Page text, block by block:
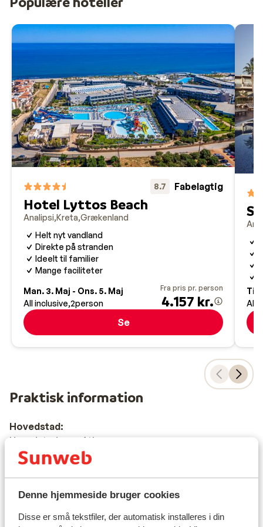
Denne hjemmeside bruger cookies
Disse er små tekstfiler, der automatisk installeres i din
8.7 Fabelagtig
Hotel Lyttos Beach
Analipsi Kreta Grækenland
Helt nyt vandland
Direkte på stranden
Ideelt til familier
Mange faciliteter
Man. 3. Maj - Ons. 5. Maj
All inclusive 2person
Fra pris pr. person
4.157 kr.
Se
Tir.
All
Praktisk information
Hovedstad:
Hovedstaden er Athen.
Tid:
Sprog: